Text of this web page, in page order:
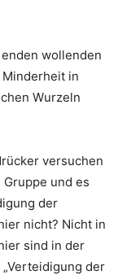
wollenden
in
Wurzeln
versuchen
und es
der
nicht? Nicht in
sind in der
der